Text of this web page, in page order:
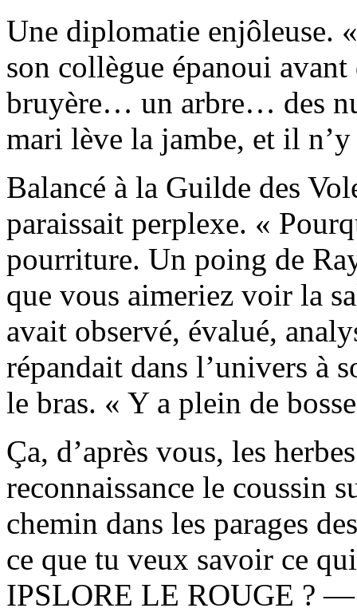
Une diplomatie enjôleuse.
son collègue épanoui
bruyère… un arbre… des
mari lève la jambe, et il
Balancé à la Guilde des
paraissait perplexe. «
pourriture. Un poing de
que vous aimeriez voir la
avait observé, évalué,
répandait dans l’univers à
le bras. « Y a plein de
Ça, d’après vous, les
reconnaissance le coussin
chemin dans les parages
ce que tu veux savoir ce
IPSLORE LE ROUGE ? —